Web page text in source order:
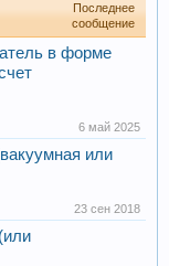
Последнее
сообщение
в форме
6 май 2025
или
23 сен 2018